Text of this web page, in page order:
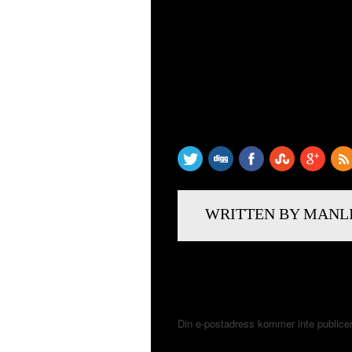
WRITTEN BY
Din e-postadress kommer inte